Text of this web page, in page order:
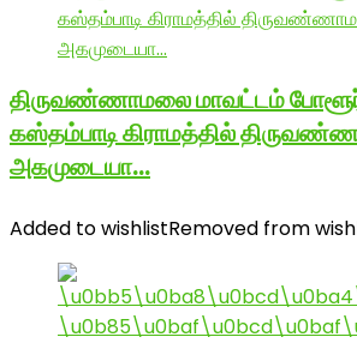
திருவண்ணாமலை மாவட்டம்
கஸ்தம்பாடி கிராமத்தில்
அகமுடையா…
Added to wishlistRemoved from